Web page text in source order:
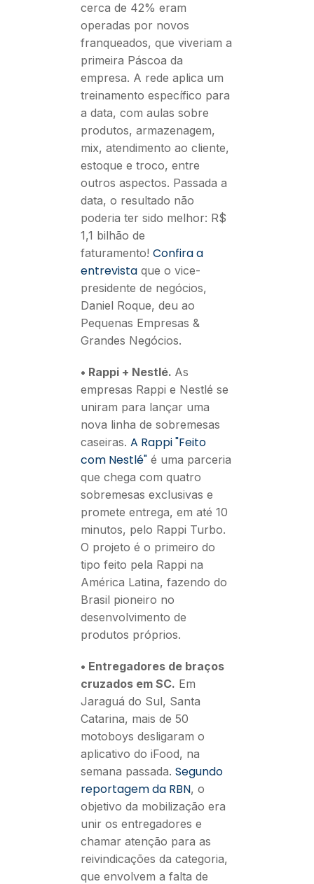
cerca de 42% eram
operadas por novos
franqueados, que viveriam a
primeira Páscoa da
empresa. A rede aplica um
treinamento específico para
a data, com aulas sobre
produtos, armazenagem,
mix, atendimento ao cliente,
estoque e troco, entre
outros aspectos. Passada a
data, o resultado não
poderia ter sido melhor: R$
1,1 bilhão de
faturamento! Confira a
entrevista que o vice-
presidente de negócios,
Daniel Roque, deu ao
Pequenas Empresas &
Grandes Negócios.
• Rappi + Nestlé. As
empresas Rappi e Nestlé se
uniram para lançar uma
nova linha de sobremesas
caseiras. A Rappi "Feito
com Nestlé" é uma parceria
que chega com quatro
sobremesas exclusivas e
promete entrega, em até 10
minutos, pelo Rappi Turbo.
O projeto é o primeiro do
tipo feito pela Rappi na
América Latina, fazendo do
Brasil pioneiro no
desenvolvimento de
produtos próprios.
• Entregadores de braços
cruzados em SC. Em
Jaraguá do Sul, Santa
Catarina, mais de 50
motoboys desligaram o
aplicativo do iFood, na
semana passada. Segundo
reportagem da RBN, o
objetivo da mobilização era
unir os entregadores e
chamar atenção para as
reivindicações da categoria,
que envolvem a falta de